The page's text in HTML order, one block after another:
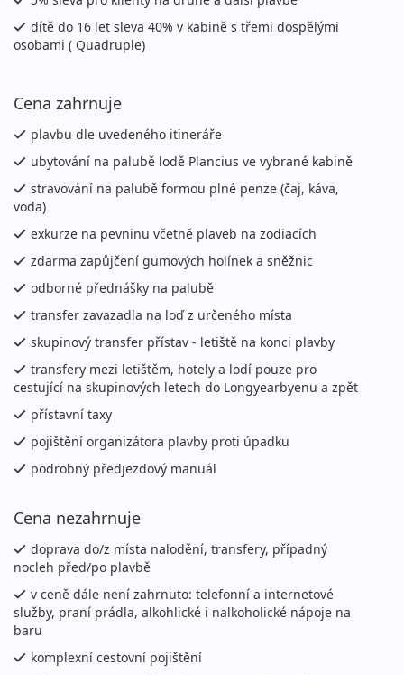
dítě do 16 let sleva 40% v kabině s třemi dospělými
osobami ( Quadruple)
Cena zahrnuje
plavbu dle uvedeného itineráře
ubytování na palubě lodě Plancius ve vybrané kabině
stravování na palubě formou plné penze (čaj, káva,
voda)
exkurze na pevninu včetně plaveb na zodiacích
zdarma zapůjčení gumových holínek a sněžnic
odborné přednášky na palubě
transfer zavazadla na loď z určeného místa
skupinový transfer přístav - letiště na konci plavby
transfery mezi letištěm, hotely a lodí pouze pro
cestující na skupinových letech do Longyearbyenu a zpět
přístavní taxy
pojištění organizátora plavby proti úpadku
podrobný předjezdový manuál
Cena nezahrnuje
doprava do/z místa nalodění, transfery, případný
nocleh před/po plavbě
v ceně dále není zahrnuto: telefonní a internetové
služby, praní prádla, alkohlické i nalkoholické nápoje na
baru
komplexní cestovní pojištění